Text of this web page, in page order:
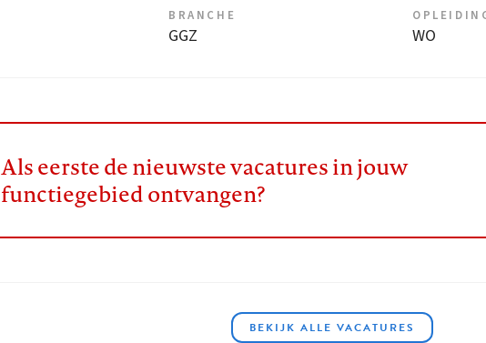
BRANCHE
GGZ WO
Als eerste de nieuwste vacatures in jouw
functiegebied ontvangen?
BEKIJK ALLE VACATURES